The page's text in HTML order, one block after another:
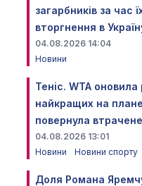
загарбників за час
вторгнення в
04.08.2026 14:04
Новини
Теніс. WTA оновила
найкращих на
повернула втрачене
04.08.2026 13:01
Новини
Новини спорту
Доля Романа